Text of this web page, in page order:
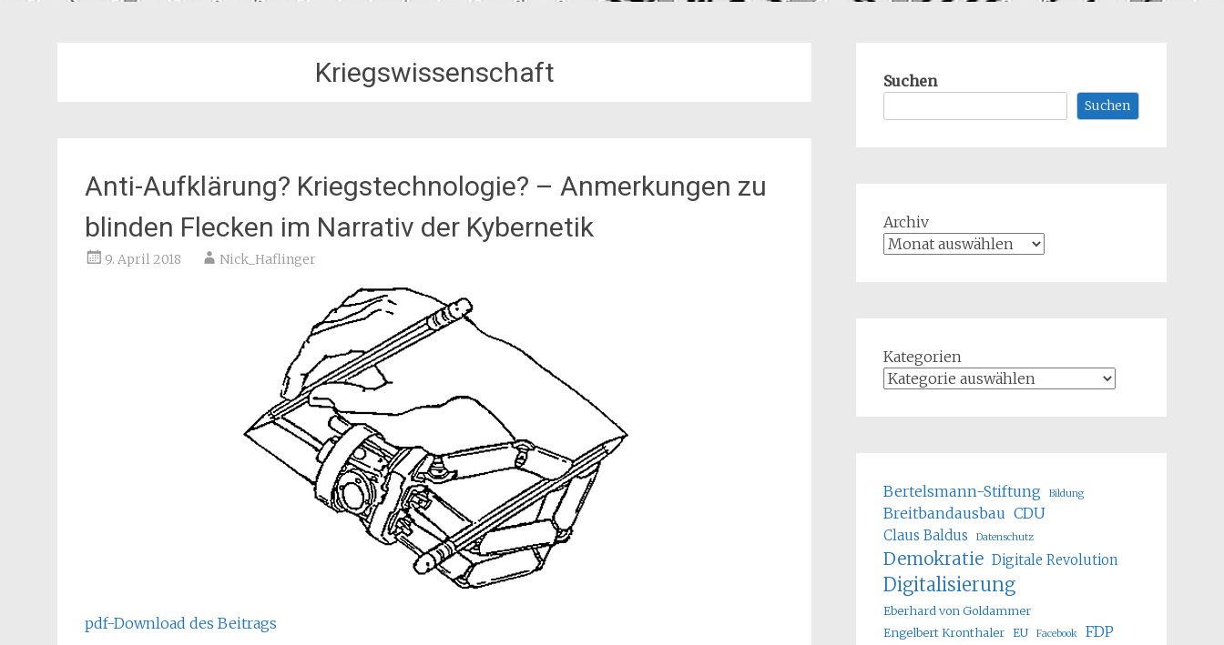
Kriegswissenschaft
Anti-Aufklärung? Kriegstechnologie? – Anmerkungen zu
blinden Flecken im Narrativ der Kybernetik
9. April 2018 Nick_Haflinger
pdf-Download des Beitrags
Suchen
Suchen
Archiv
Kategorien
Bertelsmann-Stiftung Bildung
Breitbandausbau CDU
Claus Baldus Datenschutz
Demokratie Digitale Revolution
Digitalisierung
Eberhard von Goldammer
Engelbert Kronthaler EU Facebook FDP